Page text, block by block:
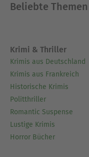
Beliebte Themen
Krimi & Thriller
Krimis aus Deutschland
Krimis aus Frankreich
Historische Krimis
Politthriller
Romantic Suspense
Lustige Krimis
Horror Bücher